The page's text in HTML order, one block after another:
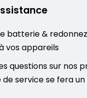
batterie &
vos appareils
questions sur nos
service se fera